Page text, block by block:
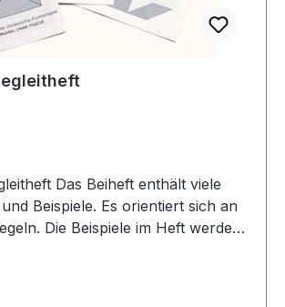
enthält viele
Beispiele. Es orientiert sich an
Die Beispiele im Heft werden